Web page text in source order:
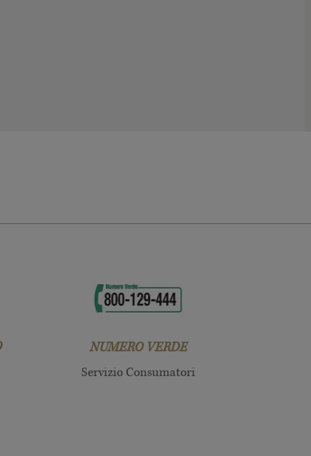
NUMERO VERDE
Servizio Consumatori